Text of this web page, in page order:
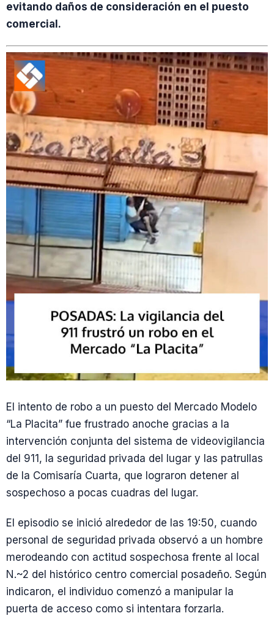
evitando daños de consideración en el puesto
comercial.
El intento de robo a un puesto del Mercado Modelo
“La Placita” fue frustrado anoche gracias a la
intervención conjunta del sistema de videovigilancia
del 911, la seguridad privada del lugar y las patrullas
de la Comisaría Cuarta, que lograron detener al
sospechoso a pocas cuadras del lugar.
El episodio se inició alrededor de las 19:50, cuando
personal de seguridad privada observó a un hombre
merodeando con actitud sospechosa frente al local
N.~2 del histórico centro comercial posadeño. Según
indicaron, el individuo comenzó a manipular la
puerta de acceso como si intentara forzarla.